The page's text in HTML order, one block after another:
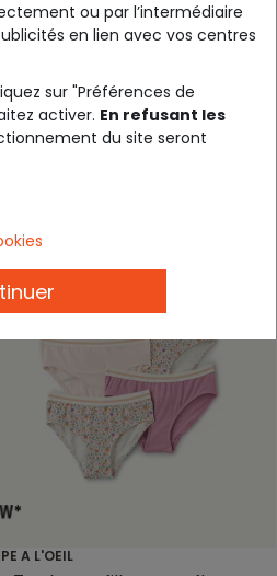
12,99 €
A L'OEIL
ou par l’intermédiaire
en lien avec vos centres
sur "Préférences de
activer. En refusant les
du site seront